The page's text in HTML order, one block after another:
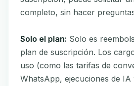
completo, sin hacer
Solo el plan: Solo es
plan de suscripción. Los
uso (como las tarifas de
WhatsApp, ejecuciones de